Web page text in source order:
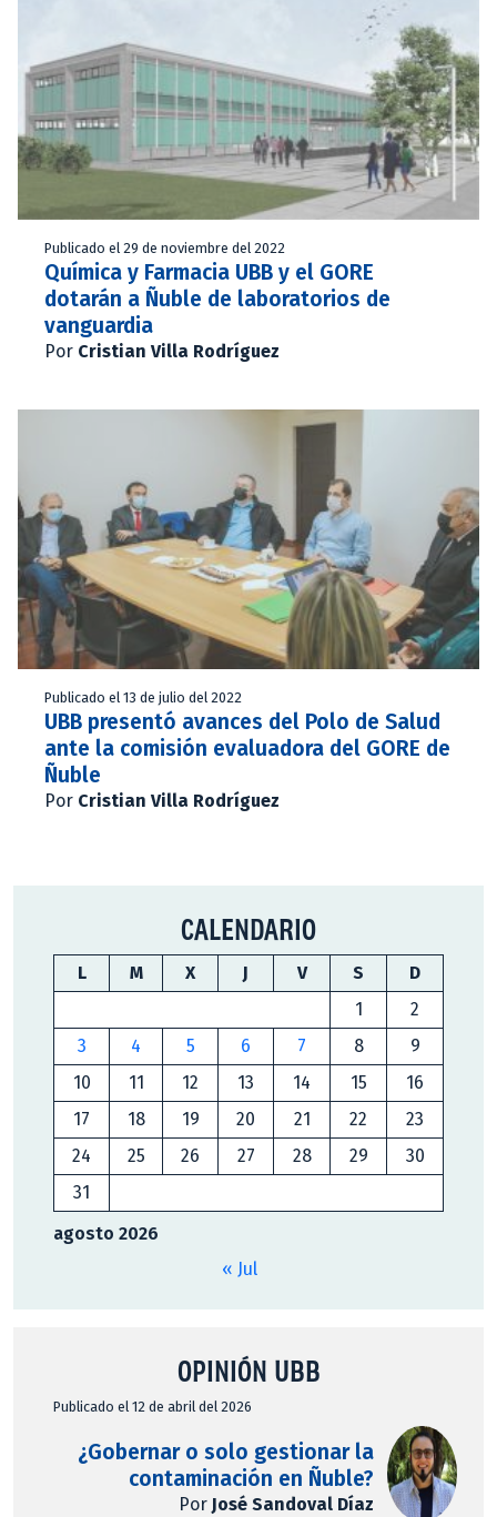
Publicado el 29 de noviembre del 2022
Química y Farmacia UBB y el GORE
dotarán a Ñuble de laboratorios de
vanguardia
Por Cristian Villa Rodríguez
Publicado el 13 de julio del 2022
UBB presentó avances del Polo de Salud
ante la comisión evaluadora del GORE de
Ñuble
Por Cristian Villa Rodríguez
CALENDARIO
agosto 2026
L M X J V S
D
1
2
3
4 5 6 7 8
9
10
11 12 13 14 15
16
17
18 19 20 21 22
23
24
25 26 27 28 29
30
31
« Jul
OPINIÓN UBB
Publicado el 12 de abril del 2026
¿Gobernar o solo gestionar la
contaminación en Ñuble?
Por José Sandoval Díaz